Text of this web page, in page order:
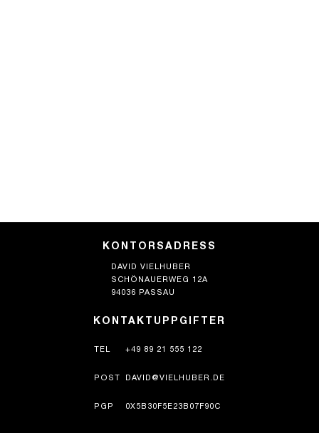
KONTORSADRESS
DAVID VIELHUBER
SCHÖNAUERWEG 12A
94036 PASSAU
KONTAKTUPPGIFTER
TEL +49 89 21 555 122
POST DAVID@VIELHUBER.DE
PGP 0X5B30F5E23B07F90C